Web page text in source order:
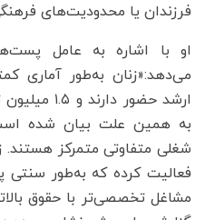
فرزندان یا محدودیت‌های
او با اشاره به عامل
می‌دهد:«زنان به‌طور آماری
ارشد حضور
به همین علت بیان شده
شغلی متفاوتی متمرکز هستند.
فعالیت کرده که به‌طور سنتی
مشاغل تخصصی‌تر با حقوق